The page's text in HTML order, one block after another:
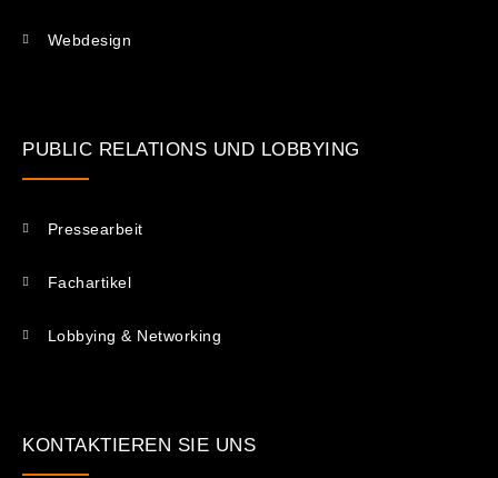
Webdesign
PUBLIC RELATIONS UND LOBBYING
Pressearbeit
Fachartikel
Lobbying & Networking
KONTAKTIEREN SIE UNS​